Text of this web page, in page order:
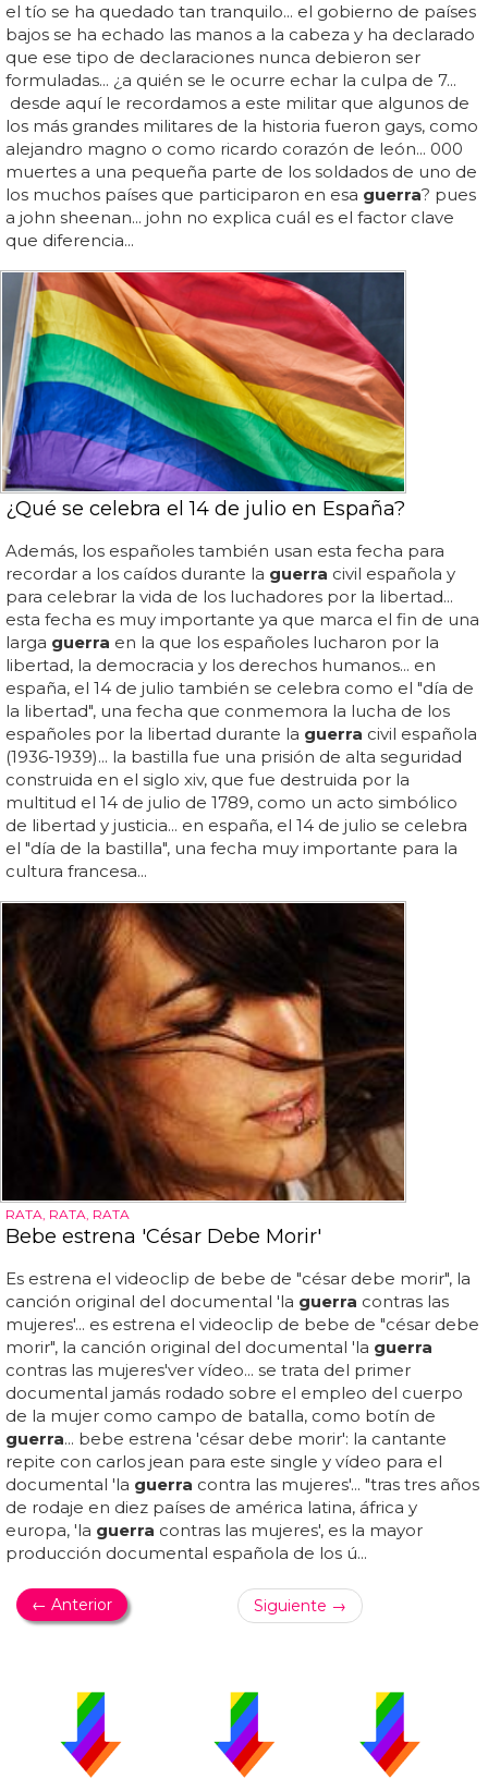
el tío se ha quedado tan tranquilo... el gobierno de países
bajos se ha echado las manos a la cabeza y ha declarado
que ese tipo de declaraciones nunca debieron ser
formuladas... ¿a quién se le ocurre echar la culpa de 7...
desde aquí le recordamos a este militar que algunos de
los más grandes militares de la historia fueron gays, como
alejandro magno o como ricardo corazón de león... 000
muertes a una pequeña parte de los soldados de uno de
los muchos países que participaron en esa guerra? pues
a john sheenan... john no explica cuál es el factor clave
que diferencia...
¿Qué se celebra el 14 de julio en España?
Además, los españoles también usan esta fecha para
recordar a los caídos durante la guerra civil española y
para celebrar la vida de los luchadores por la libertad...
esta fecha es muy importante ya que marca el fin de una
larga guerra en la que los españoles lucharon por la
libertad, la democracia y los derechos humanos... en
españa, el 14 de julio también se celebra como el "día de
la libertad", una fecha que conmemora la lucha de los
españoles por la libertad durante la guerra civil española
(1936-1939)... la bastilla fue una prisión de alta seguridad
construida en el siglo xiv, que fue destruida por la
multitud el 14 de julio de 1789, como un acto simbólico
de libertad y justicia... en españa, el 14 de julio se celebra
el "día de la bastilla", una fecha muy importante para la
cultura francesa...
RATA, RATA, RATA
Bebe estrena 'César Debe Morir'
Es estrena el videoclip de bebe de "césar debe morir", la
canción original del documental 'la guerra contras las
mujeres'... es estrena el videoclip de bebe de "césar debe
morir", la canción original del documental 'la guerra
contras las mujeres'ver vídeo... se trata del primer
documental jamás rodado sobre el empleo del cuerpo
de la mujer como campo de batalla, como botín de
guerra... bebe estrena 'césar debe morir': la cantante
repite con carlos jean para este single y vídeo para el
documental 'la guerra contra las mujeres'... "tras tres años
de rodaje en diez países de américa latina, áfrica y
europa, 'la guerra contras las mujeres', es la mayor
producción documental española de los ú...
← Anterior Siguiente →